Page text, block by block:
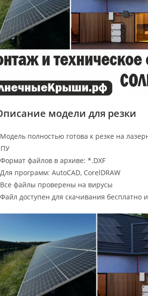
модели для резки
полностью готова к резке на
файлов в архиве: *.DXF
программ: AutoCAD, CorelDRAW
файлы проверены на вирусы
доступен для скачивания бесплатно